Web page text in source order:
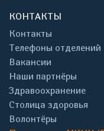
КОНТАКТЫ
Контакты
Телефоны отделений
Вакансии
Наши партнёры
Здравоохранение
Столица здоровья
Волонтёры